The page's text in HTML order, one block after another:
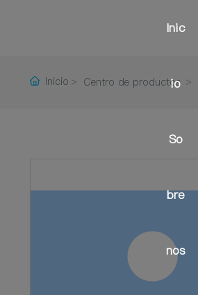
Inic
io
So
bre
nos
Inicio Centro de productos